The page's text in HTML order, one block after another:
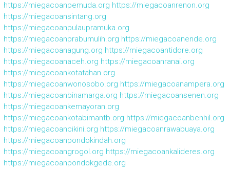
https://miegacoanpemuda.org https://miegacoanrenon.org
https://miegacoansintang.org
https://miegacoanpulaupramuka.org
https://miegacoanprabumulih.org https://miegacoanende.org
https://miegacoanagung.org https://miegacoantidore.org
https://miegacoanaceh.org https://miegacoanranai.org
https://miegacoankotatahan.org
https://miegacoanwonosobo.org https://miegacoanampera.org
https://miegacoanbinamarga.org https://miegacoansenen.org
https://miegacoankemayoran.org
https://miegacoankotabimantb.org https://miegacoanbenhil.org
https://miegacoancikini.org https://miegacoanrawabuaya.org
https://miegacoanpondokindah.org
https://miegacoangrogol.org https://miegacoankalideres.org
https://miegacoanpondokgede.org